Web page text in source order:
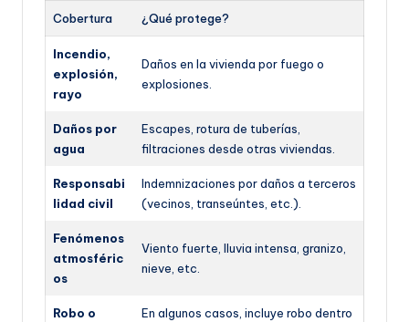
Cobertura ¿Qué protege?
Incendio,
explosión,
rayo
Daños en la vivienda por fuego o
explosiones.
Daños por
agua
Escapes, rotura de tuberías,
filtraciones desde otras viviendas.
Responsabi
lidad civil
Indemnizaciones por daños a terceros
(vecinos, transeúntes, etc.).
Fenómenos
atmosféric
os
Viento fuerte, lluvia intensa, granizo,
nieve, etc.
Robo o
En algunos casos, incluye robo dentro